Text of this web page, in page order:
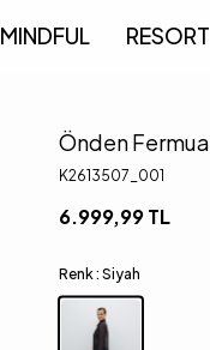
MINDFUL RESORT
Önden
K2613507_001
6.999,99TL
Renk : Siyah